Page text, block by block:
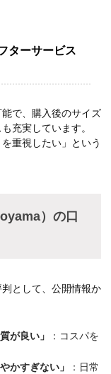
ターサービス
で、購入後のサイズ
充実しています。
重視したい」という
）の口
として、公開情報か
が良い」
：コスパを
かすぎない」
：日常